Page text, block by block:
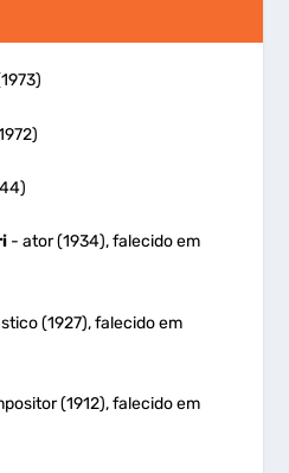
- ator (1934), falecido em
(1927), falecido em
(1912), falecido em